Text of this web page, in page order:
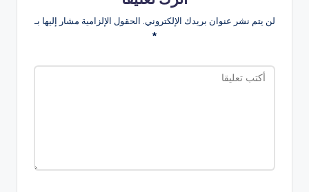
لن يتم نشر عنوان بريدك الإلكتروني. الحقول الإلزامية مشار إليها بـ
*